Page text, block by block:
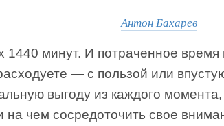
Антон Бахарев
1440 минут. И потраченное
— с пользой или
выгоду из каждого
на чем сосредоточить свое